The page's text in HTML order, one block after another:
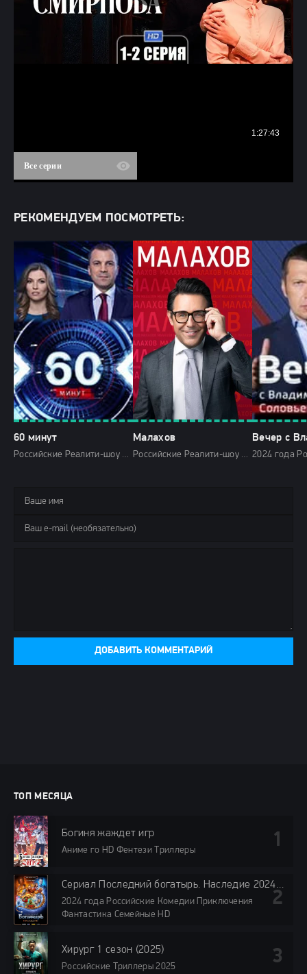
Все серии
РЕКОМЕНДУЕМ ПОСМОТРЕТЬ:
60 минут
Российские Реалити-шоу 2024 года 2025 Россия 1 HD
Малахов
Российские Реалити-шоу 2024 года 2025 Россия 1 HD
ДОБАВИТЬ КОММЕНТАРИЙ
ТОП МЕСЯЦА
Богиня жаждет игр
Аниме го HD Фентези Триллеры
Сериал Последний богатырь. Наследие 2024 Все (1-8 Серии) подряд Россия
2024 года Российские Комедии Приключения
Фантастика Семейные HD
Хирург 1 сезон (2025)
Российские Триллеры 2025